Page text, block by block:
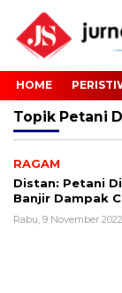
HOME
Topik Petani
RAGAM
Distan: Petani
Banjir Dampak
Rabu, 9 November